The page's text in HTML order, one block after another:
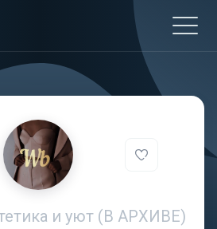
и уют (В АРХИВЕ)